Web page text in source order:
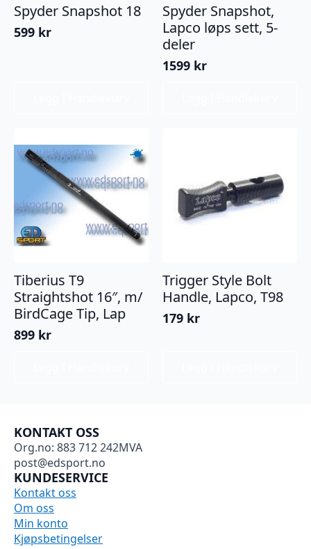
Spyder Snapshot 18
599 kr
Spyder Snapshot,
Lapco løps sett, 5-
deler
1599 kr
Tiberius T9
Straightshot 16″, m/
BirdCage Tip, Lap
899 kr
Trigger Style Bolt
Handle, Lapco, T98
179 kr
KONTAKT OSS
Org.no: 883 712 242MVA
post@edsport.no
KUNDESERVICE
Kontakt oss
Om oss
Min konto
Kjøpsbetingelser